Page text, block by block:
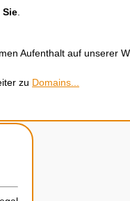
Sie
Aufenthalt auf unserer
zu Domains...